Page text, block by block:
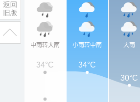
中雨转大雨 小雨转中雨 大雨
34°C 34°C
30°C